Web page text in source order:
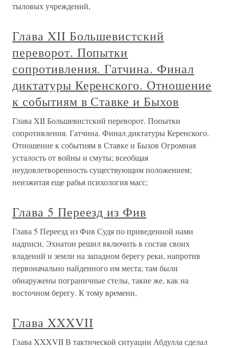
тыловых учреждений,
Глава XII Большевистский
переворот. Попытки
сопротивления. Гатчина. Финал
диктатуры Керенского. Отношение
к событиям в Ставке и Быхов
Глава XII Большевистский переворот. Попытки
сопротивления. Гатчина. Финал диктатуры Керенского.
Отношение к событиям в Ставке и Быхов Огромная
усталость от войны и смуты; всеобщая
неудовлетворенность существующим положением;
неизжитая еще рабья психология масс;
Глава 5 Переезд из Фив
Глава 5 Переезд из Фив Судя по приведенной нами
надписи, Эхнатон решил включить в состав своих
владений и земли на западном берегу реки, напротив
первоначально найденного им места; там были
обнаружены пограничные стелы, такие же, как на
восточном берегу. К тому времени,
Глава XXXVII
Глава XXXVII В тактической ситуации Абдулла сделал